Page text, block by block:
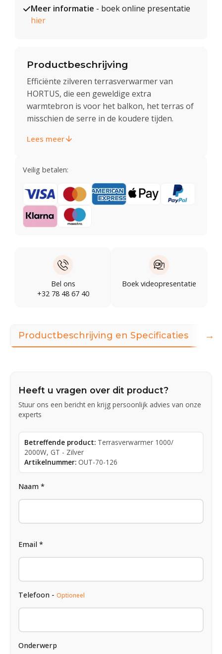
Meer informatie - boek online presentatie
hier
Productbeschrijving
Efficiënte zilveren terrasverwarmer van
HORTUS, die een geweldige extra
warmtebron is voor het balkon, het terras of
misschien de serre in de koudere tijden.
Lees meer
Veilig betalen:
Bel ons
+32 78 48 67 40
Boek videopresentatie
Productbeschrijving en Specificaties
Heeft u vragen over dit product?
Stuur ons een bericht en krijg persoonlijk advies van onze
experts
Betreffende product: Terrasverwarmer 1000/
2000W, GT - Zilver
Artikelnummer: OUT-70-126
Naam *
Email *
Telefoon - Optioneel
Onderwerp
→